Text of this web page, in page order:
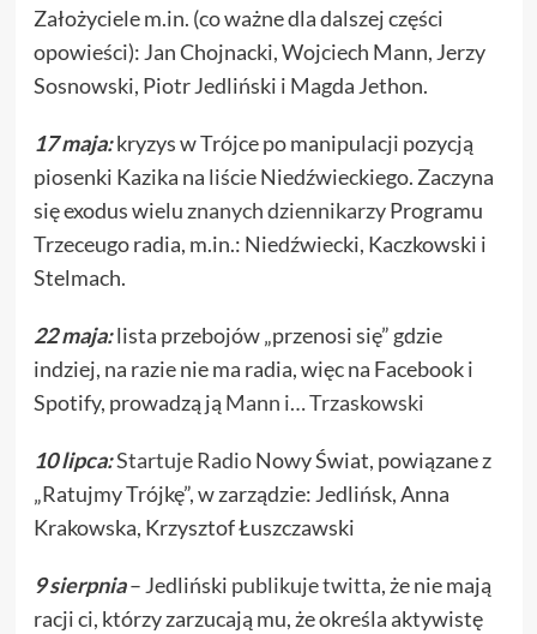
Założyciele m.in. (co ważne dla dalszej części
opowieści): Jan Chojnacki, Wojciech Mann, Jerzy
Sosnowski, Piotr Jedliński i Magda Jethon.
17 maja:kryzys w Trójce po manipulacji pozycją
piosenki Kazika na liście Niedźwieckiego. Zaczyna
się exodus wielu znanych dziennikarzyProgramu
Trzeceugo radia, m.in.: Niedźwiecki, Kaczkowski i
Stelmach.
22 maja:lista przebojów „przenosi się” gdzie
indziej, na razie nie ma radia, więc na Facebook i
Spotify, prowadzą ją Mann i… Trzaskowski
10 lipca:Startuje RadioNowy Świat, powiązane z
„Ratujmy Trójkę”, w zarządzie: Jedlińsk, Anna
Krakowska, Krzysztof Łuszczawski
9 sierpnia– Jedliński publikuje twitta, że nie mają
racji ci, którzy zarzucają mu, że określa aktywistę